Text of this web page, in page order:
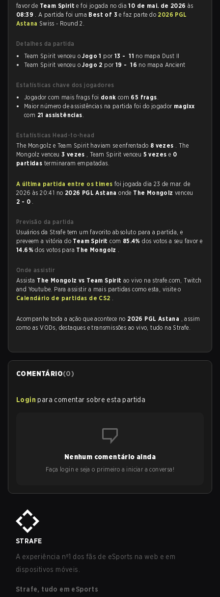
favor de Team Spirite foi jogada no dia10 de mai. de 2026às
08:39 . A partida foi uma Best of 3e faz parte do 2026 PGL
Astana Swiss - Round 2.
Detalhes da partida
Team Spirit venceu oJogo 1 por 13 - 11 no mapa Dust II
Team Spirit venceu oJogo 2 por 19 - 16 no mapa Ancient
Estatísticas chave dos jogadores
Jogador com mais frags foi donk com 65 frags.
Maior número de assistências na partida foi do jogador magixx
com 21 assistências.
Estatísticas Head-to-head
The Mongolz e Team Spirit haviam se enfrentado 8 vezes . The
Mongolz venceu3 vezes , Team Spirit venceu 5 vezes e 0
partidas terminaram empatadas.
A última partida entre os times foi jogada dia 23 de mar. de
2026 às 20:41 no 2026 PGL Astanaonde The Mongolzvenceu
2 - 0 .
Previsão da partida
Usuários da Strafe tem um favorito absoluto para a partida, e
preveem a vitória do Team Spiritcom 85.4%dos votos a seu favor e
14.6%dos votos para The Mongolz .
Onde assistir
Assista The Mongolz vs Team Spiritao vivo na strafe.com, Twitch
and Youtube. Para assistir a mais partidas como esta, visite o
Calendário de partidas de CS2 .
Acompanhe toda a ação que acontece no 2026 PGL Astana , assim
como as VODs, destaques e transmissões ao vivo, tudo na Strafe.
COMENTÁRIO(0)
Login para comentar sobre esta partida
Nenhum comentário ainda
Faça login e seja o primeiro a iniciar a conversa!
STRAFE
A experiência nº1 dos fãs de eSports na web e em
dispositivos móveis.
Strafe, tudo em eSports